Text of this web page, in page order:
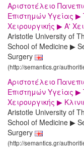
Αριστοτέλειο
Επιστημών Υγείας
Χειρουργικής ▶ Α'
Aristotle University of
School of Medicine ▶
Surgery
(http://semantics.gr/
Αριστοτέλειο
Επιστημών Υγείας
Χειρουργικής ▶
Aristotle University of
School of Medicine ▶
Surgery
(http://semantics.gr/